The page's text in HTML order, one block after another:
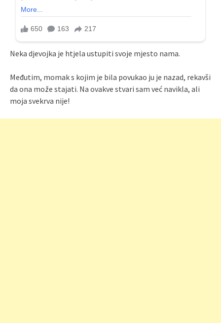
Neka djevojka je htjela ustupiti svoje mjesto nama.
Međutim, momak s kojim je bila povukao ju je nazad, rekavši
da ona može stajati. Na ovakve stvari sam već navikla, ali
moja svekrva nije!